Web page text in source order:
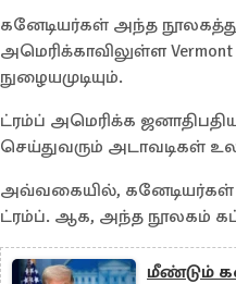
கனேடியர்கள் அந்த
அமெரிக்காவிலுள்ள
நுழையமுடியும்.
ட்ரம்ப் அமெரிக்க
செய்துவரும் அடாவடிகள்
அவ்வகையில், கனேடியர்கள்
ட்ரம்ப். ஆக, அந்த நூலகம்
மீண்டும்